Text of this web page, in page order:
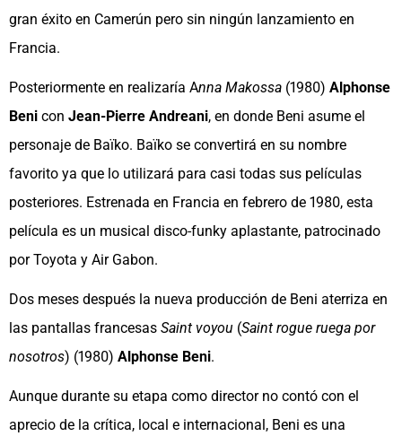
gran éxito en Camerún pero sin ningún lanzamiento en
Francia.
Posteriormente en realizaría Anna Makossa (1980) Alphonse
Beni con Jean-Pierre Andreani, en donde Beni asume el
personaje de Baïko. Baïko se convertirá en su nombre
favorito ya que lo utilizará para casi todas sus películas
posteriores. Estrenada en Francia en febrero de 1980, esta
película es un musical disco-funky aplastante, patrocinado
por Toyota y Air Gabon.
Dos meses después la nueva producción de Beni aterriza en
las pantallas francesas Saint voyou (Saint rogue ruega por
nosotros) (1980) Alphonse Beni.
Aunque durante su etapa como director no contó con el
aprecio de la crítica, local e internacional, Beni es una